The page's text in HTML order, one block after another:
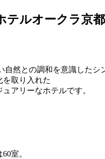
テルオークラ京
自然との調和を意識したシ
取り入れた
アリーなホテルです。
室。